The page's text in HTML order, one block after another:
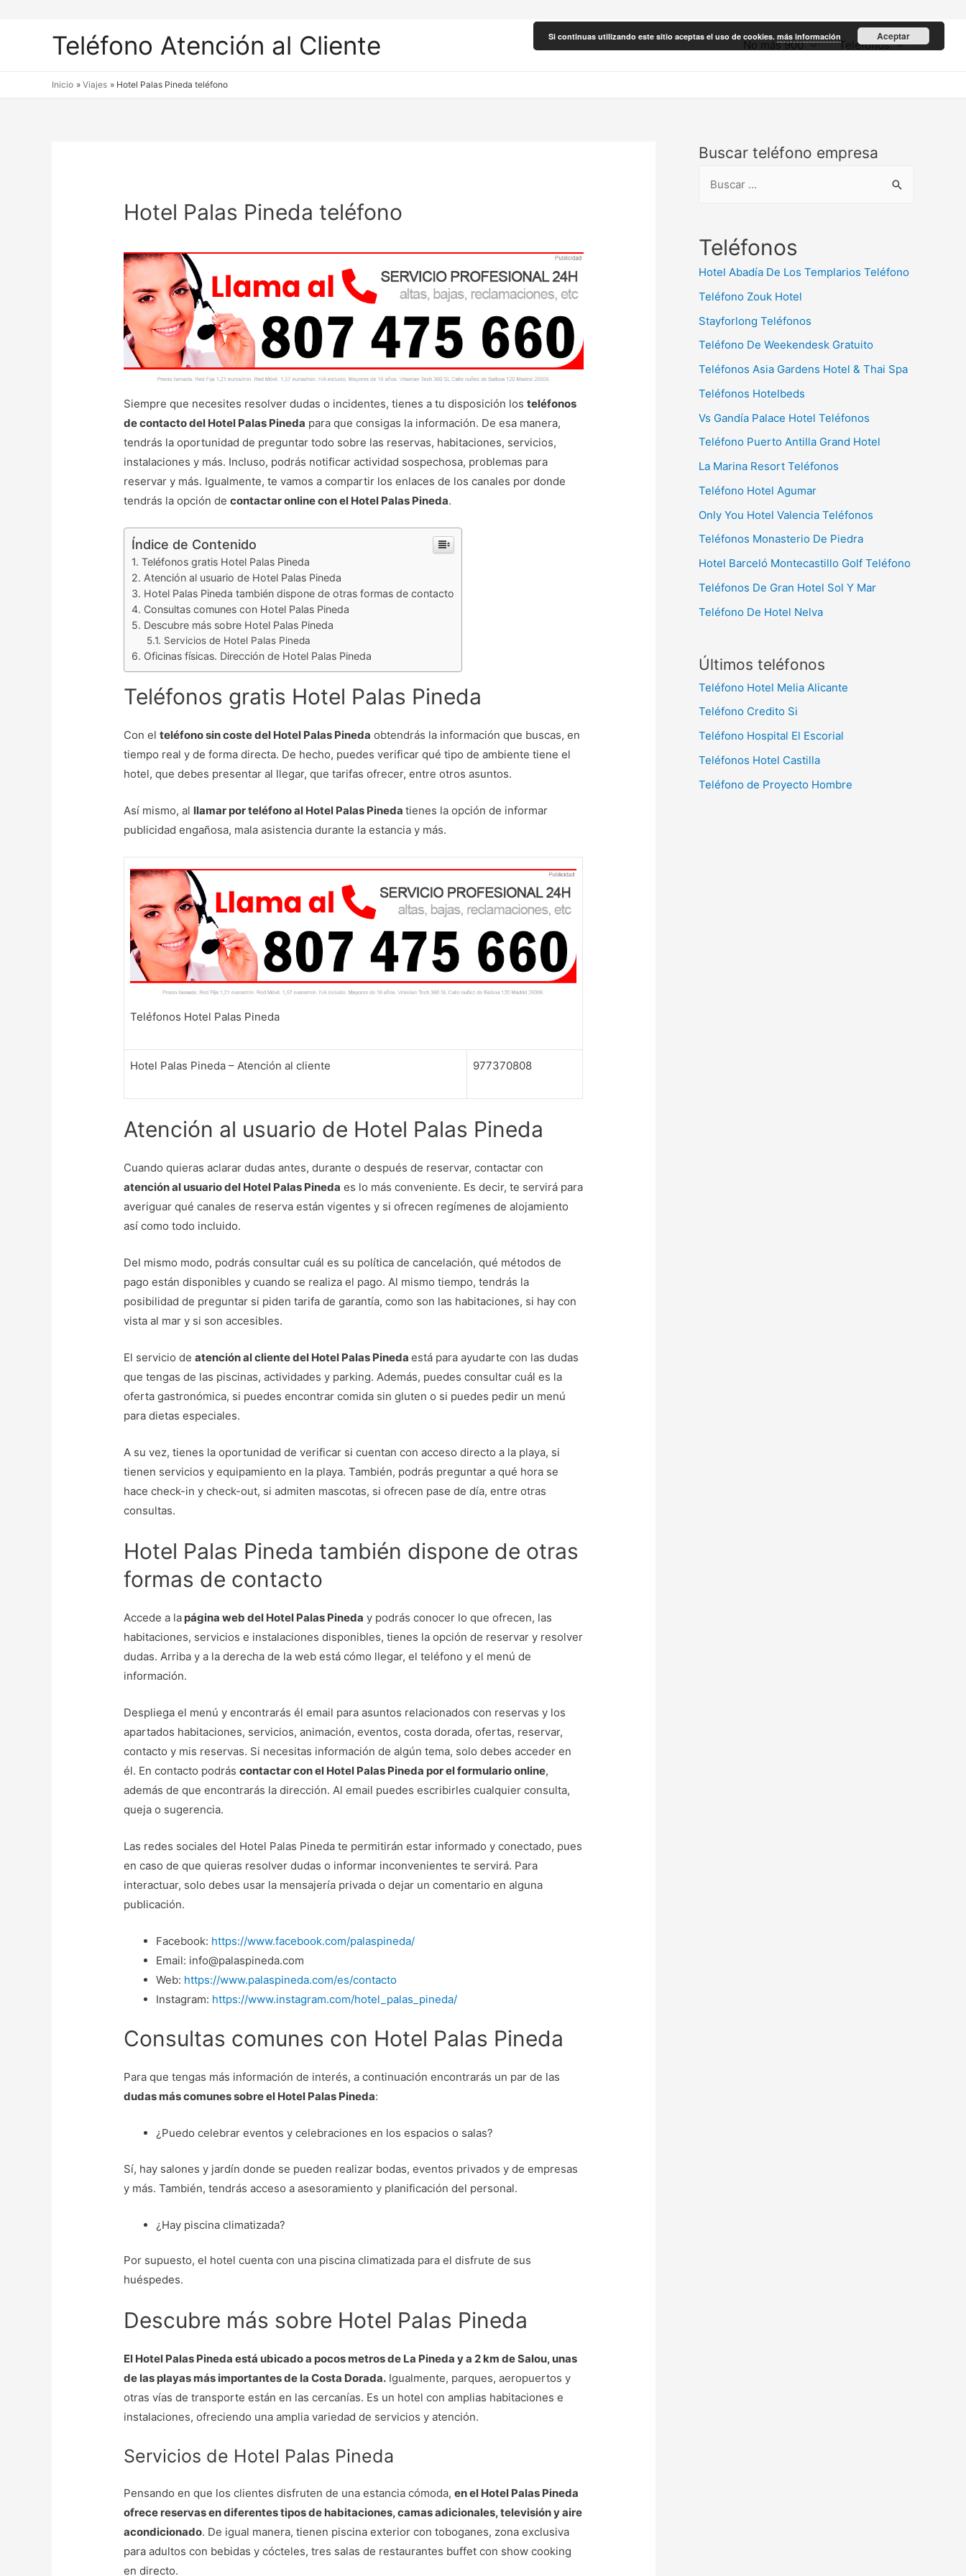
Teléfono Atención al Cliente No más 900 Teléfonos
Inicio Viajes Hotel Palas Pineda teléfono
Hotel Palas Pineda teléfono
Siempre que necesites resolver dudas o incidentes, tienes a tu disposición losteléfonos
de contacto del Hotel Palas Pineda para que consigas la información. De esa manera,
tendrás la oportunidad de preguntar todo sobre las reservas, habitaciones, servicios,
instalaciones y más. Incluso, podrás notificar actividad sospechosa, problemas para
reservar y más. Igualmente, te vamos a compartir los enlaces de los canales por donde
tendrás la opción decontactar online con el Hotel Palas Pineda.
Índice de Contenido
Teléfonos gratis Hotel Palas Pineda
Atención al usuario de Hotel Palas Pineda
Hotel Palas Pineda también dispone de otras formas de contacto
Consultas comunes con Hotel Palas Pineda
Descubre más sobre Hotel Palas Pineda
Servicios de Hotel Palas Pineda
Oficinas físicas. Dirección de Hotel Palas Pineda
Teléfonos gratis Hotel Palas Pineda
Con elteléfono sin coste del Hotel Palas Pineda obtendrás la información que buscas, en
tiempo real y de forma directa. De hecho, puedes verificar qué tipo de ambiente tiene el
hotel, que debes presentar al llegar, que tarifas ofrecer, entre otros asuntos.
Así mismo, al llamar por teléfono al Hotel Palas Pinedatienes la opción de informar
publicidad engañosa, mala asistencia durante la estancia y más.
Teléfonos Hotel Palas Pineda
Hotel Palas Pineda – Atención al cliente 977370808
Atención al usuario de Hotel Palas Pineda
Cuando quieras aclarar dudas antes, durante o después de reservar, contactar con
atención al usuario del Hotel Palas Pineda es lo más conveniente. Es decir, te servirá para
averiguar qué canales de reserva están vigentes y si ofrecen regímenes de alojamiento
así como todo incluido.
Del mismo modo, podrás consultar cuál es su política de cancelación, qué métodos de
pago están disponibles y cuando se realiza el pago. Al mismo tiempo, tendrás la
posibilidad de preguntar si piden tarifa de garantía, como son las habitaciones, si hay con
vista al mar y si son accesibles.
El servicio deatención al cliente del Hotel Palas Pinedaestá para ayudarte con las dudas
que tengas de las piscinas, actividades y parking. Además, puedes consultar cuál es la
oferta gastronómica, si puedes encontrar comida sin gluten o si puedes pedir un menú
para dietas especiales.
A su vez, tienes la oportunidad de verificar si cuentan con acceso directo a la playa, si
tienen servicios y equipamiento en la playa. También, podrás preguntar a qué hora se
hace check-in y check-out, si admiten mascotas, si ofrecen pase de día, entre otras
consultas.
Hotel Palas Pineda también dispone de otras
formas de contacto
Accede a la página web del Hotel Palas Pineda y podrás conocer lo que ofrecen, las
habitaciones, servicios e instalaciones disponibles, tienes la opción de reservar y resolver
dudas. Arriba y a la derecha de la web está cómo llegar, el teléfono y el menú de
información.
Despliega el menú y encontrarás él email para asuntos relacionados con reservas y los
apartados habitaciones, servicios, animación, eventos, costa dorada, ofertas, reservar,
contacto y mis reservas. Si necesitas información de algún tema, solo debes acceder en
él. En contacto podráscontactar con el Hotel Palas Pineda por el formulario online,
además de que encontrarás la dirección. Al email puedes escribirles cualquier consulta,
queja o sugerencia.
Las redes sociales del Hotel Palas Pineda te permitirán estar informado y conectado, pues
en caso de que quieras resolver dudas o informar inconvenientes te servirá. Para
interactuar, solo debes usar la mensajería privada o dejar un comentario en alguna
publicación.
Facebook: https://www.facebook.com/palaspineda/
Email: info@palaspineda.com
Web: https://www.palaspineda.com/es/contacto
Instagram: https://www.instagram.com/hotel_palas_pineda/
Consultas comunes con Hotel Palas Pineda
Para que tengas más información de interés, a continuación encontrarás un par de las
dudas más comunes sobre el Hotel Palas Pineda:
¿Puedo celebrar eventos y celebraciones en los espacios o salas?
Sí, hay salones y jardín donde se pueden realizar bodas, eventos privados y de empresas
y más. También, tendrás acceso a asesoramiento y planificación del personal.
¿Hay piscina climatizada?
Por supuesto, el hotel cuenta con una piscina climatizada para el disfrute de sus
huéspedes.
Descubre más sobre Hotel Palas Pineda
El Hotel Palas Pineda está ubicado a pocos metros de La Pineda y a 2 km de Salou, unas
de las playas más importantes de la Costa Dorada. Igualmente, parques, aeropuertos y
otras vías de transporte están en las cercanías. Es un hotel con amplias habitaciones e
instalaciones, ofreciendo una amplia variedad de servicios y atención.
Servicios de Hotel Palas Pineda
Pensando en que los clientes disfruten de una estancia cómoda,en el Hotel Palas Pineda
ofrece reservas en diferentes tipos de habitaciones, camas adicionales, televisión y aire
acondicionado. De igual manera, tienen piscina exterior con toboganes, zona exclusiva
para adultos con bebidas y cócteles, tres salas de restaurantes buffet con show cooking
en directo.
Buscar teléfono empresa
c
Teléfonos
Hotel Abadía De Los Templarios Teléfono
Teléfono Zouk Hotel
Stayforlong Teléfonos
Teléfono De Weekendesk Gratuito
Teléfonos Asia Gardens Hotel & Thai Spa
Teléfonos Hotelbeds
Vs Gandía Palace Hotel Teléfonos
Teléfono Puerto Antilla Grand Hotel
La Marina Resort Teléfonos
Teléfono Hotel Agumar
Only You Hotel Valencia Teléfonos
Teléfonos Monasterio De Piedra
Hotel Barceló Montecastillo Golf Teléfono
Teléfonos De Gran Hotel Sol Y Mar
Teléfono De Hotel Nelva
Últimos teléfonos
Teléfono Hotel Melia Alicante
Teléfono Credito Si
Teléfono Hospital El Escorial
Teléfonos Hotel Castilla
Teléfono de Proyecto Hombre
Si continuas utilizando este sitio aceptas el uso de cookies. más información Aceptar